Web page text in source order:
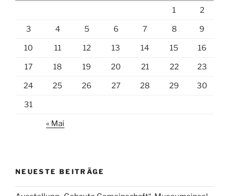
1 2
3 4 5 6 7 8 9
10 11 12 13 14 15 16
17 18 19 20 21 22 23
24 25 26 27 28 29 30
31
« Mai
NEUESTE BEITRÄGE